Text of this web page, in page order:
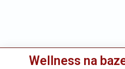
Wellness na